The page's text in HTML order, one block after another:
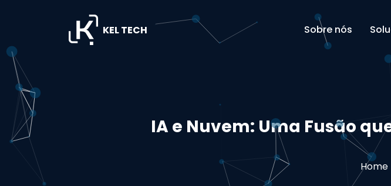
KEL TECH Sobre nós
IA e Nuvem: Uma Fusão
Home